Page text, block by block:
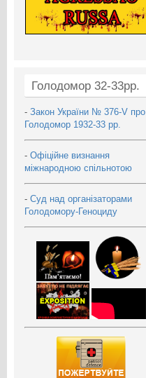
Голодомор 32-33рр.
- Закон України № 376-V про
Голодомор 1932-33 рр.
- Офіційне визнання
міжнародною спільнотою
- Суд над організаторами
Голодомору-Геноциду